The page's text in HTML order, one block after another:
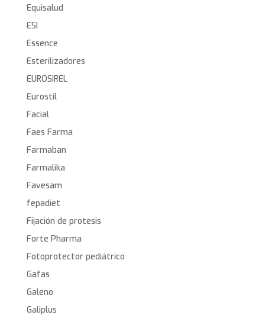
Equisalud
ESI
Essence
Esterilizadores
EUROSIREL
Eurostil
Facial
Faes Farma
Farmaban
Farmalika
Favesam
fepadiet
Fijación de protesis
Forte Pharma
Fotoprotector pediátrico
Gafas
Galeno
Galiplus